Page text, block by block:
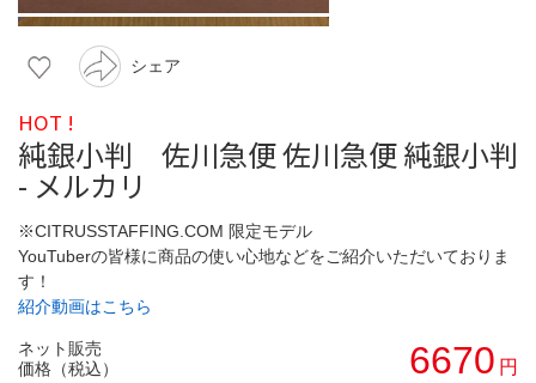
シェア
HOT !
純銀小判 佐川急便 佐川急便 純銀小判
- メルカリ
※CITRUSSTAFFING.COM 限定モデル
YouTuberの皆様に商品の使い心地などをご紹介いただいておりま
す！
紹介動画はこちら
ネット販売
価格（税込）
6670 円